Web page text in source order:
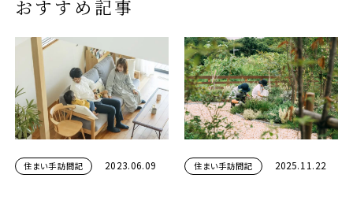
おすすめ記事
住まい手訪問記 2023.06.09 住まい手訪問記 2025.11.22